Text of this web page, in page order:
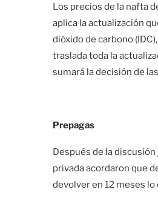
Los precios de la nafta
aplica la actualización
dióxido de carbono
traslada toda la
sumará la decisión de
Prepagas
Después de la
privada acordaron que
devolver en 12 meses